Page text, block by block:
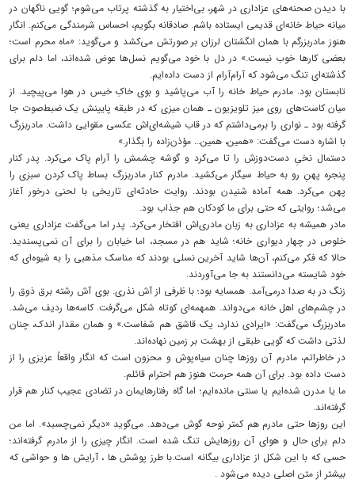
با دیدن صحنه‌های عزاداری در شهر، بی‌اختیار به گذشته پرتاب می‌شوم؛ گویی ناگهان در
میانه حیاط خانه‌ای قدیمی ایستاده باشم. صادقانه بگویم، احساس شرمندگی می‌کنم. انگار
هنوز مادربزرگم با همان انگشتان لرزان بر صورتش می‌کشد و می‌گوید: «ماه محرم است؛
بعضی کارها خوب نیست.» در دل با خود می‌گویم نسل‌ها عوض شده‌اند، اما دلم برای
گذشته‌ای تنگ می‌شود که آرام‌آرام از دست داده‌ایم.
تابستان بود. مادرم حیاط خانه را آب می‌پاشید و بوی خاکِ خیس در هوا می‌پیچید. از
میان کاست‌های روی میز تلویزیون ـ همان میزی که در طبقه پایینش یک ضبط‌صوت جا
گرفته بود ـ نواری را برمی‌داشتم که در قاب شیشه‌ای‌اش عکسی مقوایی داشت. مادربزرگ
با اشاره دست می‌گفت: «همین، همین… مؤذن‌زاده را بگذار.»
دستمال نخیِ دست‌دوزش را تا می‌کرد و گوشه چشمش را آرام پاک می‌کرد. پدر کنار
پنجره پهنِ رو به حیاط سیگار می‌کشید. مادرم کنار مادربزرگ بساط پاک کردن سبزی را
پهن می‌کرد. همه آماده شنیدن بودند. روایت حادثه‌ای تاریخی با لحنی درخور آغاز
می‌شد؛ روایتی که حتی برای ما کودکان هم جذاب بود.
مادر همیشه به عزاداری به زبان مادری‌اش افتخار می‌کرد. پدر اما می‌گفت عزاداری یعنی
خلوص در چهار دیواری خانه؛ شاید هم در مسجد، اما خیابان را برای آن نمی‌پسندید.
حالا که فکر می‌کنم، آن‌ها شاید آخرین نسلی بودند که مناسک مذهبی را به شیوه‌ای که
خود شایسته می‌دانستند به جا می‌آوردند.
زنگ در به صدا درمی‌آمد. همسایه بود؛ با ظرفی از آش نذری. بوی آش رشته برق ذوق را
در چشم‌های اهل خانه می‌دواند. همهمه‌ای کوتاه شکل می‌گرفت. کاسه‌ها ردیف می‌شد.
مادربزرگ می‌گفت: «ایرادی ندارد، یک قاشق هم شفاست.» و همان مقدار اندک، چنان
لذتی داشت که گویی طبقی از بهشت بر زمین نهاده‌اند.
در خاطراتم، مادرم آن روزها چنان سیاه‌پوش و محزون است که انگار واقعاً عزیزی را از
دست داده بود. برای آن همه حرمت هنوز هم احترام قائلم.
ما یا مدرن شده‌ایم یا سنتی مانده‌ایم؛ اما گاه رفتارهایمان در تضادی عجیب کنار هم قرار
گرفته‌اند.
این روزها حتی مادرم هم کمتر نوحه گوش می‌دهد. می‌گوید «دیگر نمی‌چسبد». اما من
دلم برای حال و هوای آن روزهایش تنگ شده است. انگار چیزی را از مادرم گرفته‌اند؛
حسی که با این شکل از عزاداری بیگانه است.با طرز پوشش ها ، آرایش ها و حواشی که
بیشتر از متن اصلی دیده می‌شود .